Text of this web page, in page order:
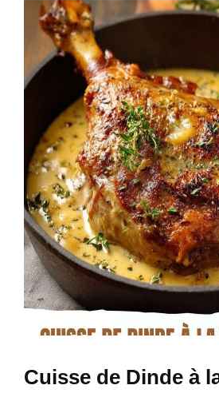
Cuisse de Dinde à